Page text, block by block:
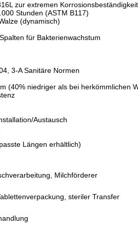
zur extremen
Stunden (ASTM B117)
(dynamisch)
für Bakterienwachstum
3-A Sanitäre Normen
(40% niedriger als bei herkömmlichen
Austausch
Längen erhältlich)
Milchförderer
steriler Transfer